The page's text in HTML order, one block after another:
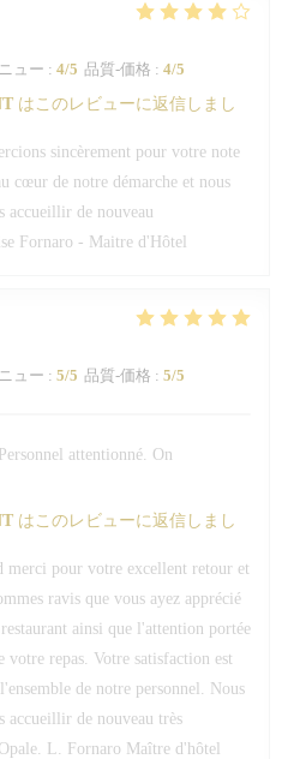
ュー : 4/5 品質-価格 : 4/5
はこのレビューに返信しまし
sincèrement pour votre note
cœur de notre démarche et nous
accueillir de nouveau
Fornaro - Maitre d'Hôtel
ュー : 5/5 品質-価格 : 5/5
attentionné. On
はこのレビューに返信しまし
merci pour votre excellent retour et
ravis que vous ayez apprécié
ainsi que l'attention portée
repas. Votre satisfaction est
de notre personnel. Nous
accueillir de nouveau très
L. Fornaro Maître d'hôtel